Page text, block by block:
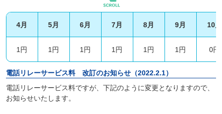
4月 5月 6月 7月 8月 9月 10月
1円 1円 1円 1円 1円 1円 0円
電話リレーサービス料 改訂のお知らせ（2022.2.1）
電話リレーサービス料ですが、下記のように変更となりますので、
お知らせいたします。